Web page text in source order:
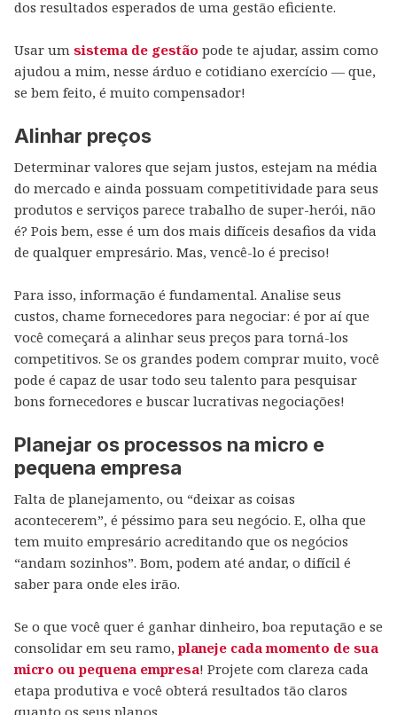
dos resultados esperados de uma gestão eficiente.
Usar um sistema de gestão pode te ajudar, assim como
ajudou a mim, nesse árduo e cotidiano exercício — que,
se bem feito, é muito compensador!
Alinhar preços
Determinar valores que sejam justos, estejam na média
do mercado e ainda possuam competitividade para seus
produtos e serviços parece trabalho de super-herói, não
é? Pois bem, esse é um dos mais difíceis desafios da vida
de qualquer empresário. Mas, vencê-lo é preciso!
Para isso, informação é fundamental. Analise seus
custos, chame fornecedores para negociar: é por aí que
você começará a alinhar seus preços para torná-los
competitivos. Se os grandes podem comprar muito, você
pode é capaz de usar todo seu talento para pesquisar
bons fornecedores e buscar lucrativas negociações!
Planejar os processos na micro e
pequena empresa
Falta de planejamento, ou “deixar as coisas
acontecerem”, é péssimo para seu negócio. E, olha que
tem muito empresário acreditando que os negócios
“andam sozinhos”. Bom, podem até andar, o difícil é
saber para onde eles irão.
Se o que você quer é ganhar dinheiro, boa reputação e se
consolidar em seu ramo,planeje cada momento de sua
micro ou pequena empresa! Projete com clareza cada
etapa produtiva e você obterá resultados tão claros
quanto os seus planos.